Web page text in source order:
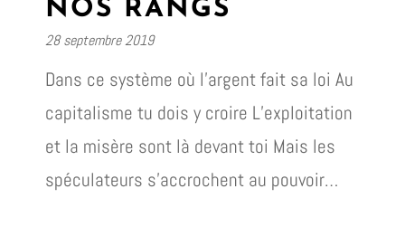
NOS RANGS
28 septembre 2019
Dans ce système où l’argent fait sa loi Au
capitalisme tu dois y croire L’exploitation
et la misère sont là devant toi Mais les
spéculateurs s’accrochent au pouvoir…